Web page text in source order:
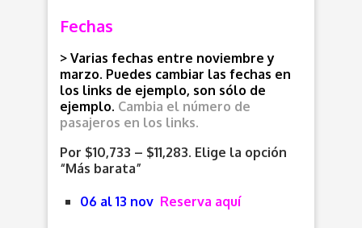
Fechas
> Varias fechas entre noviembre y
marzo. Puedes cambiar las fechas en
los links de ejemplo, son sólo de
ejemplo. Cambia el número de
pasajeros en los links.
Por $10,733 – $11,283. Elige la opción
“Más barata”
06 al 13 nov Reserva aquí